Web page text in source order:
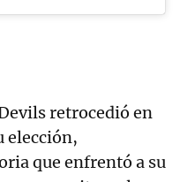
retrocedió en
elección,
que enfrentó a su